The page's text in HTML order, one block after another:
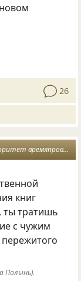
26
времяпровождения
книг
ты тратишь
с чужим
Полынь).